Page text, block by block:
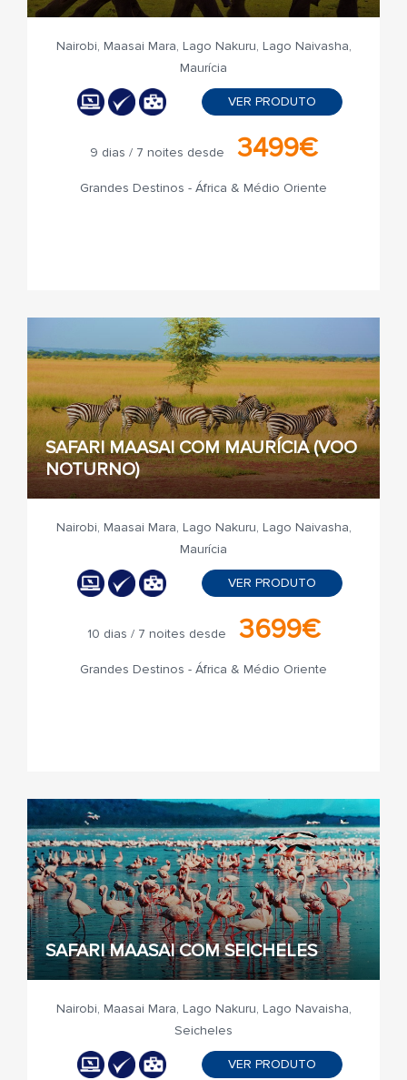
Nairobi, Maasai Mara, Lago Nakuru, Lago Naivasha,
Maurícia
VER PRODUTO
9 dias / 7 noites desde 3499€
Grandes Destinos - África & Médio Oriente
SAFARI MAASAI COM MAURÍCIA (VOO
NOTURNO)
Nairobi, Maasai Mara, Lago Nakuru, Lago Naivasha,
Maurícia
VER PRODUTO
10 dias / 7 noites desde 3699€
Grandes Destinos - África & Médio Oriente
SAFARI MAASAI COM SEICHELES
Nairobi, Maasai Mara, Lago Nakuru, Lago Navaisha,
Seicheles
VER PRODUTO